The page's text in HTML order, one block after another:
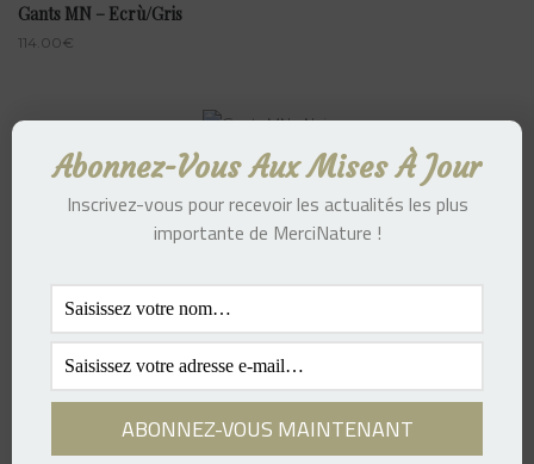
Gants MN – Ecrù/Gris
114.00€
Gants MN – Noir
Gants MN – Rose
Abonnez-Vous Aux Mises À Jour
Inscrivez-vous pour recevoir les actualités les plus
importante de MerciNature !